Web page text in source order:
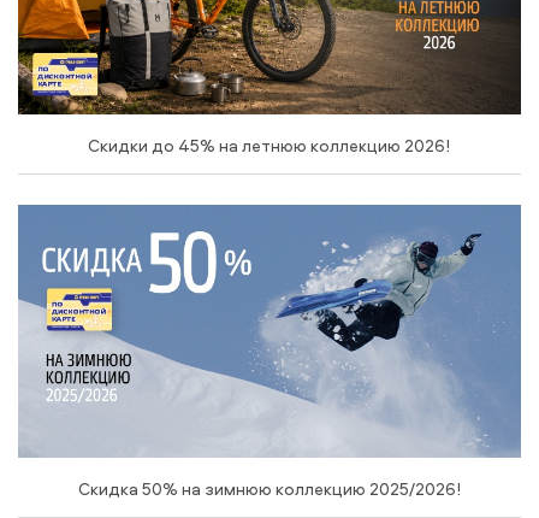
Скидки до 45% на летнюю коллекцию 2026!
Скидка 50% на зимнюю коллекцию 2025/2026!